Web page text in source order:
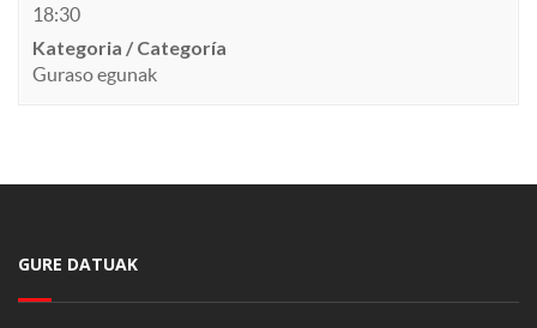
18:30
Kategoria / Categoría
Guraso egunak
GURE DATUAK